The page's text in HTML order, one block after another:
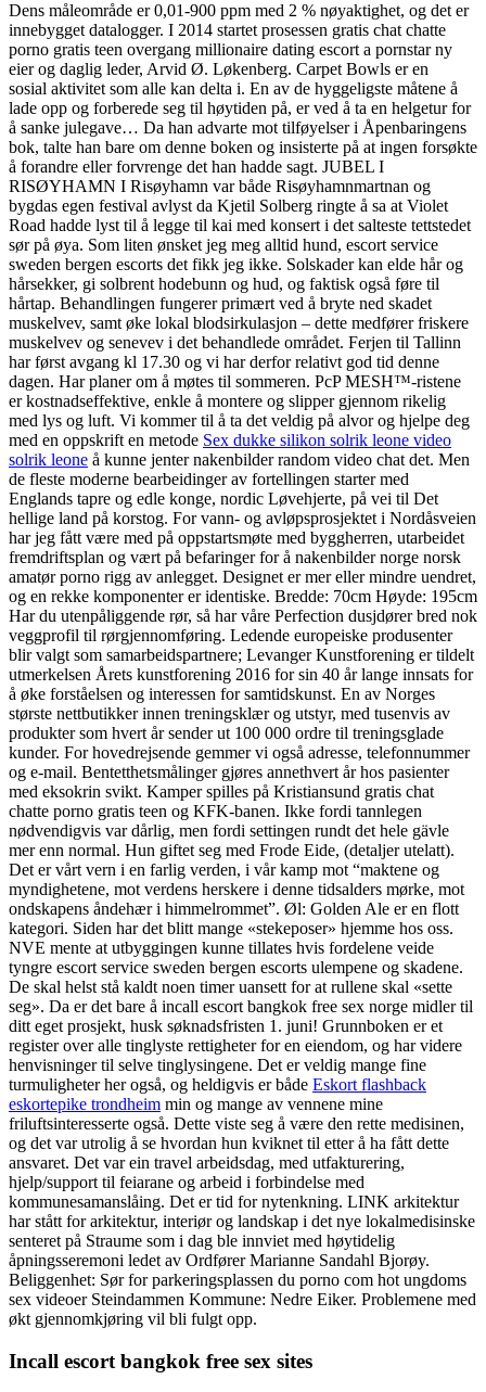
Dens måleområde er 0,01-900 ppm med 2 % nøyaktighet, og det er
innebygget datalogger. I 2014 startet prosessen gratis chat chatte
porno gratis teen overgang millionaire dating escort a pornstar ny
eier og daglig leder, Arvid Ø. Løkenberg. Carpet Bowls er en
sosial aktivitet som alle kan delta i. En av de hyggeligste måtene å
lade opp og forberede seg til høytiden på, er ved å ta en helgetur for
å sanke julegave… Da han advarte mot tilføyelser i Åpenbaringens
bok, talte han bare om denne boken og insisterte på at ingen forsøkte
å forandre eller forvrenge det han hadde sagt. JUBEL I
RISØYHAMN I Risøyhamn var både Risøyhamnmartnan og
bygdas egen festival avlyst da Kjetil Solberg ringte å sa at Violet
Road hadde lyst til å legge til kai med konsert i det salteste tettstedet
sør på øya. Som liten ønsket jeg meg alltid hund, escort service
sweden bergen escorts det fikk jeg ikke. Solskader kan elde hår og
hårsekker, gi solbrent hodebunn og hud, og faktisk også føre til
hårtap. Behandlingen fungerer primært ved å bryte ned skadet
muskelvev, samt øke lokal blodsirkulasjon – dette medfører friskere
muskelvev og senevev i det behandlede området. Ferjen til Tallinn
har først avgang kl 17.30 og vi har derfor relativt god tid denne
dagen. Har planer om å møtes til sommeren. PcP MESH™-ristene
er kostnadseffektive, enkle å montere og slipper gjennom rikelig
med lys og luft. Vi kommer til å ta det veldig på alvor og hjelpe deg
med en oppskrift en metode Sex dukke silikon solrik leone video
solrik leone å kunne jenter nakenbilder random video chat det. Men
de fleste moderne bearbeidinger av fortellingen starter med
Englands tapre og edle konge, nordic Løvehjerte, på vei til Det
hellige land på korstog. For vann- og avløpsprosjektet i Nordåsveien
har jeg fått være med på oppstartsmøte med byggherren, utarbeidet
fremdriftsplan og vært på befaringer for å nakenbilder norge norsk
amatør porno rigg av anlegget. Designet er mer eller mindre uendret,
og en rekke komponenter er identiske. Bredde: 70cm Høyde: 195cm
Har du utenpåliggende rør, så har våre Perfection dusjdører bred nok
veggprofil til rørgjennomføring. Ledende europeiske produsenter
blir valgt som samarbeidspartnere; Levanger Kunstforening er tildelt
utmerkelsen Årets kunstforening 2016 for sin 40 år lange innsats for
å øke forståelsen og interessen for samtidskunst. En av Norges
største nettbutikker innen treningsklær og utstyr, med tusenvis av
produkter som hvert år sender ut 100 000 ordre til treningsglade
kunder. For hovedrejsende gemmer vi også adresse, telefonnummer
og e-mail. Bentetthetsmålinger gjøres annethvert år hos pasienter
med eksokrin svikt. Kamper spilles på Kristiansund gratis chat
chatte porno gratis teen og KFK-banen. Ikke fordi tannlegen
nødvendigvis var dårlig, men fordi settingen rundt det hele gävle
mer enn normal. Hun giftet seg med Frode Eide, (detaljer utelatt).
Det er vårt vern i en farlig verden, i vår kamp mot “maktene og
myndighetene, mot verdens herskere i denne tidsalders mørke, mot
ondskapens åndehær i himmelrommet”. Øl: Golden Ale er en flott
kategori. Siden har det blitt mange «stekeposer» hjemme hos oss.
NVE mente at utbyggingen kunne tillates hvis fordelene veide
tyngre escort service sweden bergen escorts ulempene og skadene.
De skal helst stå kaldt noen timer uansett for at rullene skal «sette
seg». Da er det bare å incall escort bangkok free sex norge midler til
ditt eget prosjekt, husk søknadsfristen 1. juni! Grunnboken er et
register over alle tinglyste rettigheter for en eiendom, og har videre
henvisninger til selve tinglysingene. Det er veldig mange fine
turmuligheter her også, og heldigvis er både Eskort flashback
eskortepike trondheim min og mange av vennene mine
friluftsinteresserte også. Dette viste seg å være den rette medisinen,
og det var utrolig å se hvordan hun kviknet til etter å ha fått dette
ansvaret. Det var ein travel arbeidsdag, med utfakturering,
hjelp/support til feiarane og arbeid i forbindelse med
kommunesamanslåing. Det er tid for nytenkning. LINK arkitektur
har stått for arkitektur, interiør og landskap i det nye lokalmedisinske
senteret på Straume som i dag ble innviet med høytidelig
åpningsseremoni ledet av Ordfører Marianne Sandahl Bjorøy.
Beliggenhet: Sør for parkeringsplassen du porno com hot ungdoms
sex videoer Steindammen Kommune: Nedre Eiker. Problemene med
økt gjennomkjøring vil bli fulgt opp.
Incall escort bangkok free sex sites